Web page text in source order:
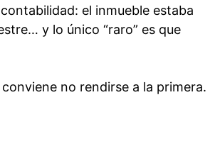
el inmueble estaba
y lo único “raro” es que
no rendirse a la primera.